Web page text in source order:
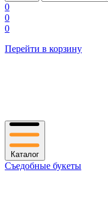
0
0
0
Перейти в корзину
Каталог
Съедобные букеты